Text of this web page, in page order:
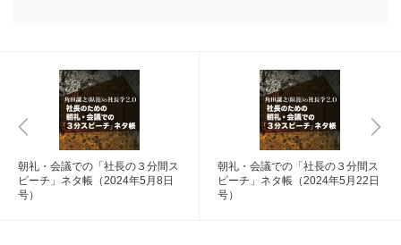
朝礼・会議での「社長の３分間ス
ピーチ」ネタ帳（2024年5月8日
号）
朝礼・会議での「社長の３分間ス
ピーチ」ネタ帳（2024年5月22日
号）